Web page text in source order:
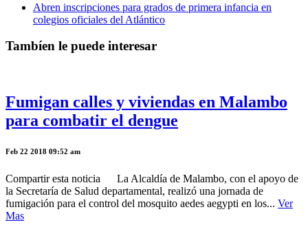
Abren inscripciones para grados de primera infancia en
colegios oficiales del Atlántico
Tambíen le puede interesar
Fumigan calles y viviendas en Malambo
para combatir el dengue
Feb 22 2018 09:52 am
Compartir esta noticia La Alcaldía de Malambo, con el apoyo de
la Secretaría de Salud departamental, realizó una jornada de
fumigación para el control del mosquito aedes aegypti en los... Ver
Mas